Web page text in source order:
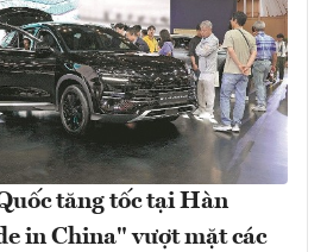
tăng tốc tại Hàn
in China" vượt mặt các